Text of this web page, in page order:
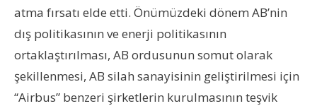
atma fırsatı elde etti. Önümüzdeki dönem AB’nin
dış politikasının ve enerji politikasının
ortaklaştırılması, AB ordusunun somut olarak
şekillenmesi, AB silah sanayisinin geliştirilmesi için
“Airbus” benzeri şirketlerin kurulmasının teşvik